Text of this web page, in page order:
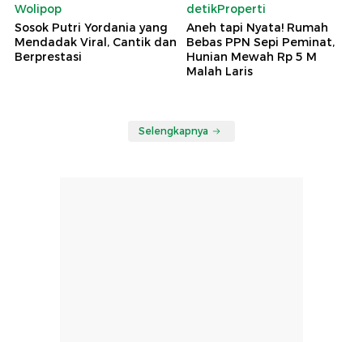
Wolipop
Sosok Putri Yordania yang
Mendadak Viral, Cantik dan
Berprestasi
detikProperti
Aneh tapi Nyata! Rumah
Bebas PPN Sepi Peminat,
Hunian Mewah Rp 5 M
Malah Laris
Selengkapnya